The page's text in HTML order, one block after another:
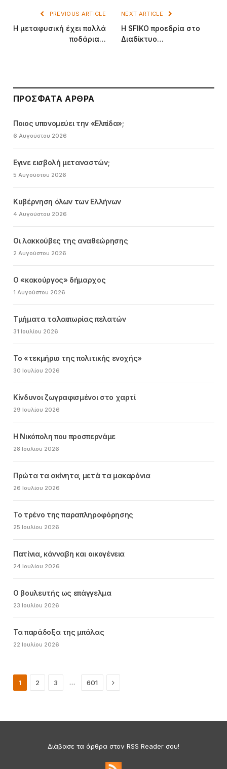
PREVIOUS ARTICLE
Η μεταφυσική έχει πολλά
ποδάρια…
NEXT ARTICLE
Η SFIΚO προεδρία στο
Διαδίκτυο…
ΠΡΌΣΦΑΤΑ ΆΡΘΡΑ
Ποιος υπονομεύει την «Ελπίδα»;
6 Αυγούστου 2026
Εγινε εισβολή μεταναστών;
5 Αυγούστου 2026
Κυβέρνηση όλων των Ελλήνων
4 Αυγούστου 2026
Οι λακκούβες της αναθεώρησης
2 Αυγούστου 2026
Ο «κακούργος» δήμαρχος
1 Αυγούστου 2026
Τμήματα ταλαιπωρίας πελατών
31 Ιουλίου 2026
Το «τεκμήριο της πολιτικής ενοχής»
30 Ιουλίου 2026
Κίνδυνοι ζωγραφισμένοι στο χαρτί
29 Ιουλίου 2026
Η Νικόπολη που προσπερνάμε
28 Ιουλίου 2026
Πρώτα τα ακίνητα, μετά τα μακαρόνια
26 Ιουλίου 2026
Το τρένο της παραπληροφόρησης
25 Ιουλίου 2026
Πατίνια, κάνναβη και οικογένεια
24 Ιουλίου 2026
Ο βουλευτής ως επάγγελμα
23 Ιουλίου 2026
Τα παράδοξα της μπάλας
22 Ιουλίου 2026
1 2 3 … 601 Next
Διάβασε τα άρθρα στον RSS Reader σου!